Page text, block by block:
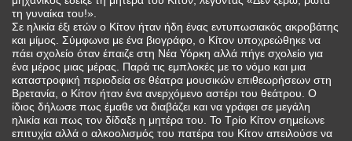
τη γυναίκα του!».
Σε ηλικία έξι ετών ο Κίτον ήταν ήδη ένας εντυπωσιακός ακροβάτης
και μίμος. Σύμφωνα με ένα βιογράφο, ο Κίτον υποχρεώθηκε να
πάει σχολείο όταν έπαιζε στη Νέα Υόρκη αλλά πήγε σχολείο για
ένα μέρος μιας μέρας. Παρά τις εμπλοκές με το νόμο και μια
καταστροφική περιοδεία σε θέατρα μουσικών επιθεωρήσεων στη
Βρετανία, ο Κίτον ήταν ένα ανερχόμενο αστέρι του θεάτρου. Ο
ίδιος δήλωσε πως έμαθε να διαβάζει και να γράφει σε μεγάλη
ηλικία και πως τον δίδαξε η μητέρα του. Το Τρίο Κίτον σημείωνε
επιτυχία αλλά ο αλκοολισμός του πατέρα του Κίτον απειλούσε να